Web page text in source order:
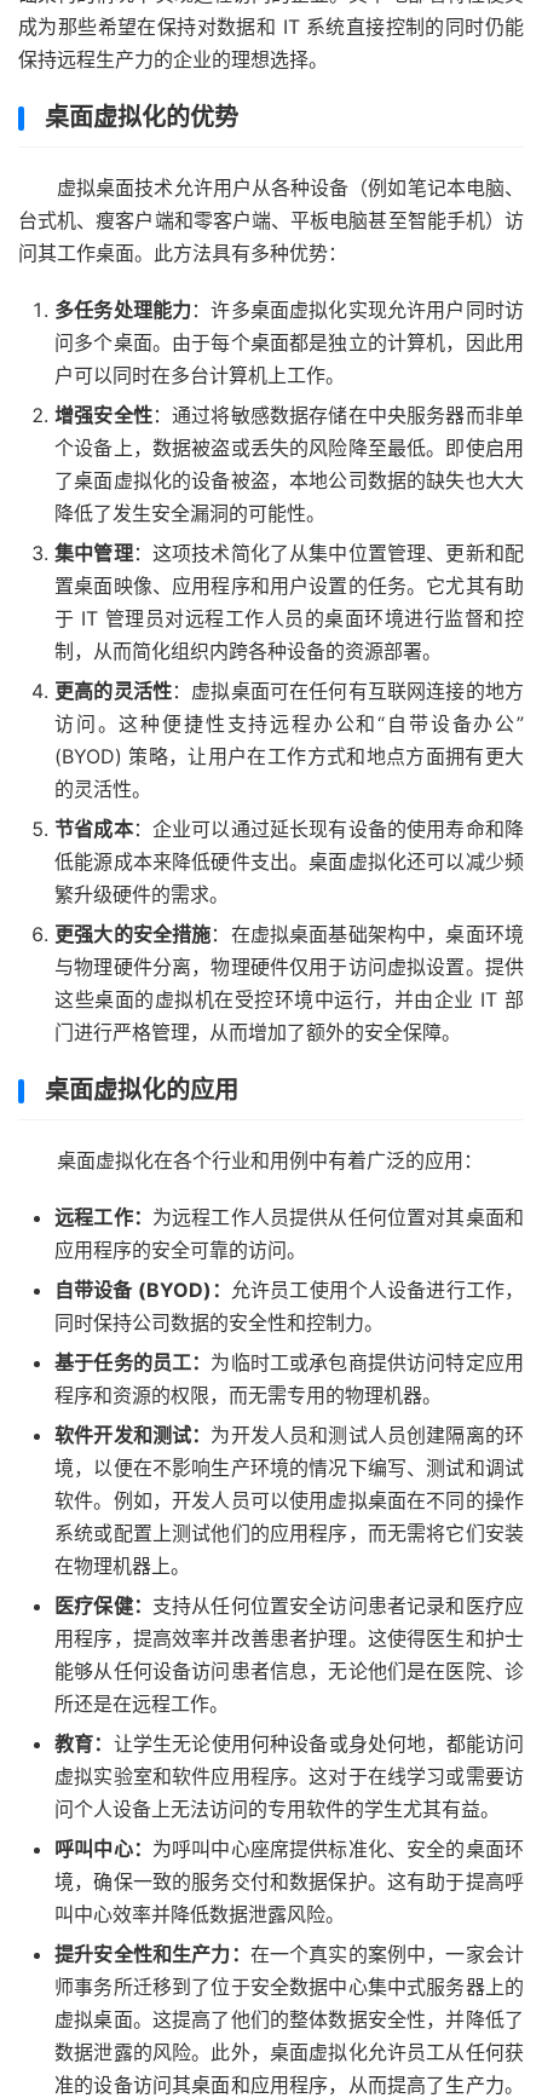
成为那些希望在保持对数据和 IT 系统直接控制的同时仍能
保持远程生产力的企业的理想选择。
桌面虚拟化的优势
虚拟桌面技术允许用户从各种设备（例如笔记本电脑、
台式机、瘦客户端和零客户端、平板电脑甚至智能手机）访
问其工作桌面。此方法具有多种优势：
多任务处理能力：许多桌面虚拟化实现允许用户同时访
问多个桌面。由于每个桌面都是独立的计算机，因此用
户可以同时在多台计算机上工作。
增强安全性：通过将敏感数据存储在中央服务器而非单
个设备上，数据被盗或丢失的风险降至最低。即使启用
了桌面虚拟化的设备被盗，本地公司数据的缺失也大大
降低了发生安全漏洞的可能性。
集中管理：这项技术简化了从集中位置管理、更新和配
置桌面映像、应用程序和用户设置的任务。它尤其有助
于 IT 管理员对远程工作人员的桌面环境进行监督和控
制，从而简化组织内跨各种设备的资源部署。
更高的灵活性：虚拟桌面可在任何有互联网连接的地方
访问。这种便捷性支持远程办公和“自带设备办公”
(BYOD) 策略，让用户在工作方式和地点方面拥有更大
的灵活性。
节省成本：企业可以通过延长现有设备的使用寿命和降
低能源成本来降低硬件支出。桌面虚拟化还可以减少频
繁升级硬件的需求。
更强大的安全措施：在虚拟桌面基础架构中，桌面环境
与物理硬件分离，物理硬件仅用于访问虚拟设置。提供
这些桌面的虚拟机在受控环境中运行，并由企业 IT 部
门进行严格管理，从而增加了额外的安全保障。
桌面虚拟化的应用
桌面虚拟化在各个行业和用例中有着广泛的应用：
远程工作： 为远程工作人员提供从任何位置对其桌面和
应用程序的安全可靠的访问。
自带设备 (BYOD)： 允许员工使用个人设备进行工作，
同时保持公司数据的安全性和控制力。
基于任务的员工： 为临时工或承包商提供访问特定应用
程序和资源的权限，而无需专用的物理机器。
软件开发和测试： 为开发人员和测试人员创建隔离的环
境，以便在不影响生产环境的情况下编写、测试和调试
软件。例如，开发人员可以使用虚拟桌面在不同的操作
系统或配置上测试他们的应用程序，而无需将它们安装
在物理机器上。
医疗保健： 支持从任何位置安全访问患者记录和医疗应
用程序，提高效率并改善患者护理。这使得医生和护士
能够从任何设备访问患者信息，无论他们是在医院、诊
所还是在远程工作。
教育： 让学生​​无论使用何种设备或身处何地，都能访问
虚拟实验室和软件应用程序。这对于在线学习或需要访
问个人设备上无法访问的专用软件的学生尤其有益。
呼叫中心： 为呼叫中心座席提供标准化、安全的桌面环
境，确保一致的服务交付和数据保护。这有助于提高呼
叫中心效率并降低数据泄露风险。
提升安全性和生产力： 在一个真实的案例中，一家会计
师事务所迁移到了位于安全数据中心集中式服务器上的
虚拟桌面。这提高了他们的整体数据安全性，并降低了
数据泄露的风险。此外，桌面虚拟化允许员工从任何获
准的设备访问其桌面和应用程序，从而提高了生产力。